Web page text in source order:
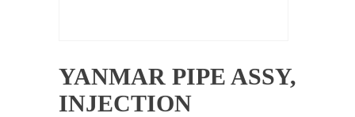
YANMAR PIPE ASSY,
INJECTION